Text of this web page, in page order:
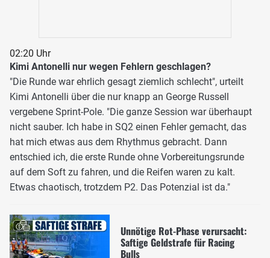
02:20 Uhr
Kimi Antonelli nur wegen Fehlern geschlagen?
"Die Runde war ehrlich gesagt ziemlich schlecht", urteilt
Kimi Antonelli über die nur knapp an George Russell
vergebene Sprint-Pole. "Die ganze Session war überhaupt
nicht sauber. Ich habe in SQ2 einen Fehler gemacht, das
hat mich etwas aus dem Rhythmus gebracht. Dann
entschied ich, die erste Runde ohne Vorbereitungsrunde
auf dem Soft zu fahren, und die Reifen waren zu kalt.
Etwas chaotisch, trotzdem P2. Das Potenzial ist da."
Unnötige Rot-Phase verursacht:
Saftige Geldstrafe für Racing
Bulls